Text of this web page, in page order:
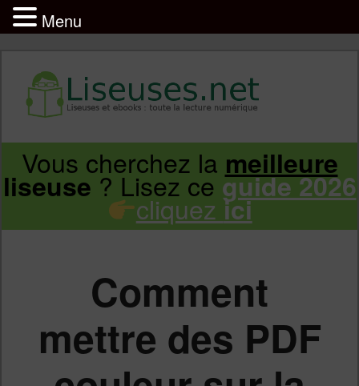
Infos sur les liseuses Kindle, Kobo,
Vivlio, Pocketbook
Aller
Aller
Vous cherchez la meilleure
liseuse? Lisez ceguide 2026
cliquez ici
Comment
mettre des PDF
Menu